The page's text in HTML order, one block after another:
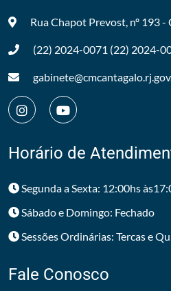
Rua Chapot Prevost, nº 193 -
(22) 2024-0071 (22) 2024-
Horário de
Segunda a Sexta: 12:00hs
Sábado e Domingo: Fechado
Sessões Ordinárias: Tercas e
Fale Conosco